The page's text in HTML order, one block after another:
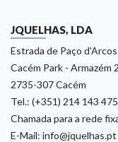
JQUELHAS, LDA
Estrada de Paço
Cacém Park - Armazém
2735-307 Cacém
Tel.: (+351) 214 143 475
Chamada para a rede
E-Mail: info@jquelhas.pt